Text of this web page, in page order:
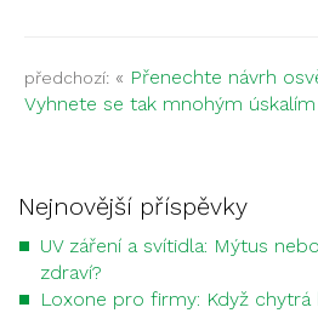
předchozí: « Přenechte návrh
Vyhnete se tak mnohým úskalím
Nejnovější příspěvky
UV záření a svítidla: Mýtus
zdraví?
Loxone pro firmy: Když